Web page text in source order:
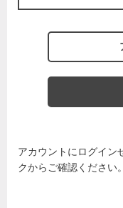
アカウントにログイン
クからご確認ください。